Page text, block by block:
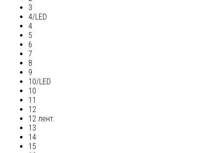
3
4/LED
4
5
6
7
8
9
10/LED
10
11
12
12 лент.
13
14
15